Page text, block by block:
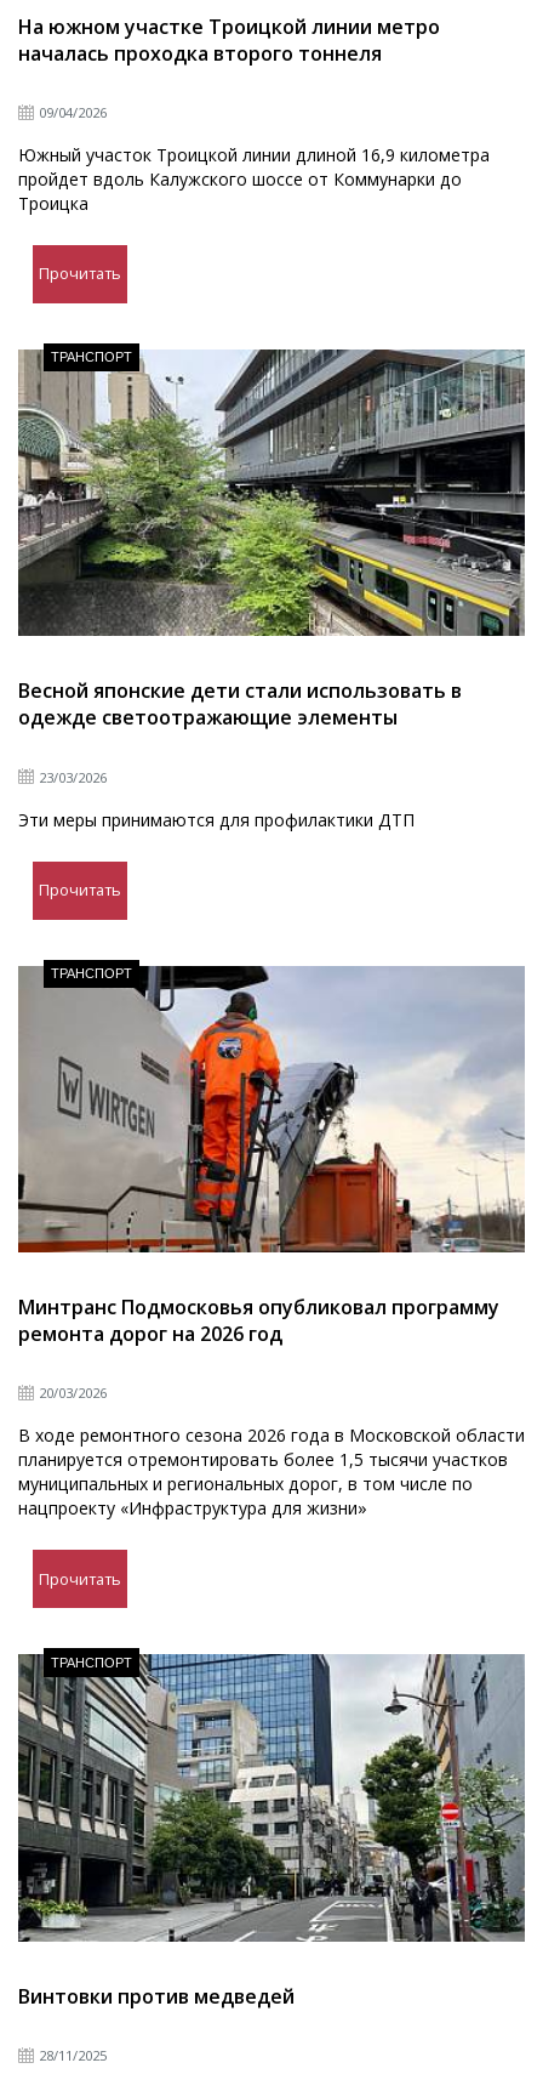
На южном участке Троицкой линии метро
началась проходка второго тоннеля
09/04/2026
Южный участок Троицкой линии длиной 16,9 километра
пройдет вдоль Калужского шоссе от Коммунарки до
Троицка
Прочитать
ТРАНСПОРТ
Весной японские дети стали использовать в
одежде светоотражающие элементы
23/03/2026
Эти меры принимаются для профилактики ДТП
Прочитать
ТРАНСПОРТ
Минтранс Подмосковья опубликовал программу
ремонта дорог на 2026 год
20/03/2026
В ходе ремонтного сезона 2026 года в Московской области
планируется отремонтировать более 1,5 тысячи участков
муниципальных и региональных дорог, в том числе по
нацпроекту «Инфраструктура для жизни»
Прочитать
ТРАНСПОРТ
Винтовки против медведей
28/11/2025